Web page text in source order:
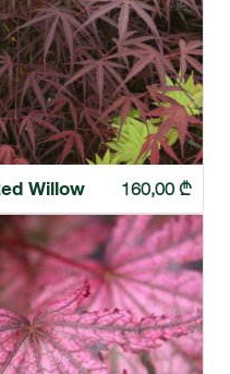
Willow 160,00 ₾